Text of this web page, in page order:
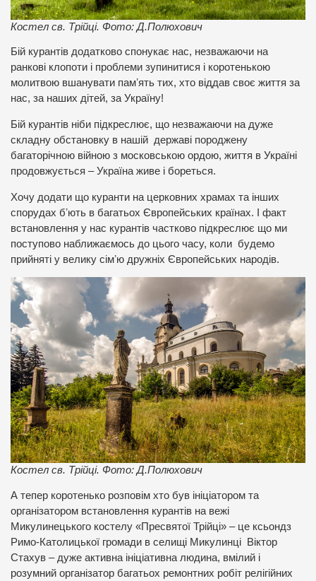
Костел св. Трійці. Фото: Д.Полюхович
Бій курантів додатково спонукає нас, незважаючи на
ранкові клопоти і проблеми зупинитися і коротенькою
молитвою вшанувати памʼять тих, хто віддав своє життя за
нас, за наших дітей, за Україну!
Бій курантів ніби підкреслює, що незважаючи на дуже
складну обстановку в нашій державі породжену
багаторічною війною з московською ордою, життя в Україні
продовжується – Україна живе і бореться.
Хочу додати що куранти на церковних храмах та інших
спорудах бʼють в багатьох Європейських країнах. І факт
встановлення у нас курантів частково підкреслює що ми
поступово наближаємось до цього часу, коли будемо
прийняті у велику сімʼю дружніх Європейських народів.
Костел св. Трійці. Фото: Д.Полюхович
А тепер коротенько розповім хто був ініціатором та
організатором встановлення курантів на вежі
Микулинецького костелу «Пресвятої Трійці» – це ксьондз
Римо-Католицької громади в селищі Микулинці Віктор
Стахув – дуже активна ініціативна людина, вмілий і
розумний організатор багатьох ремонтних робіт релігійних